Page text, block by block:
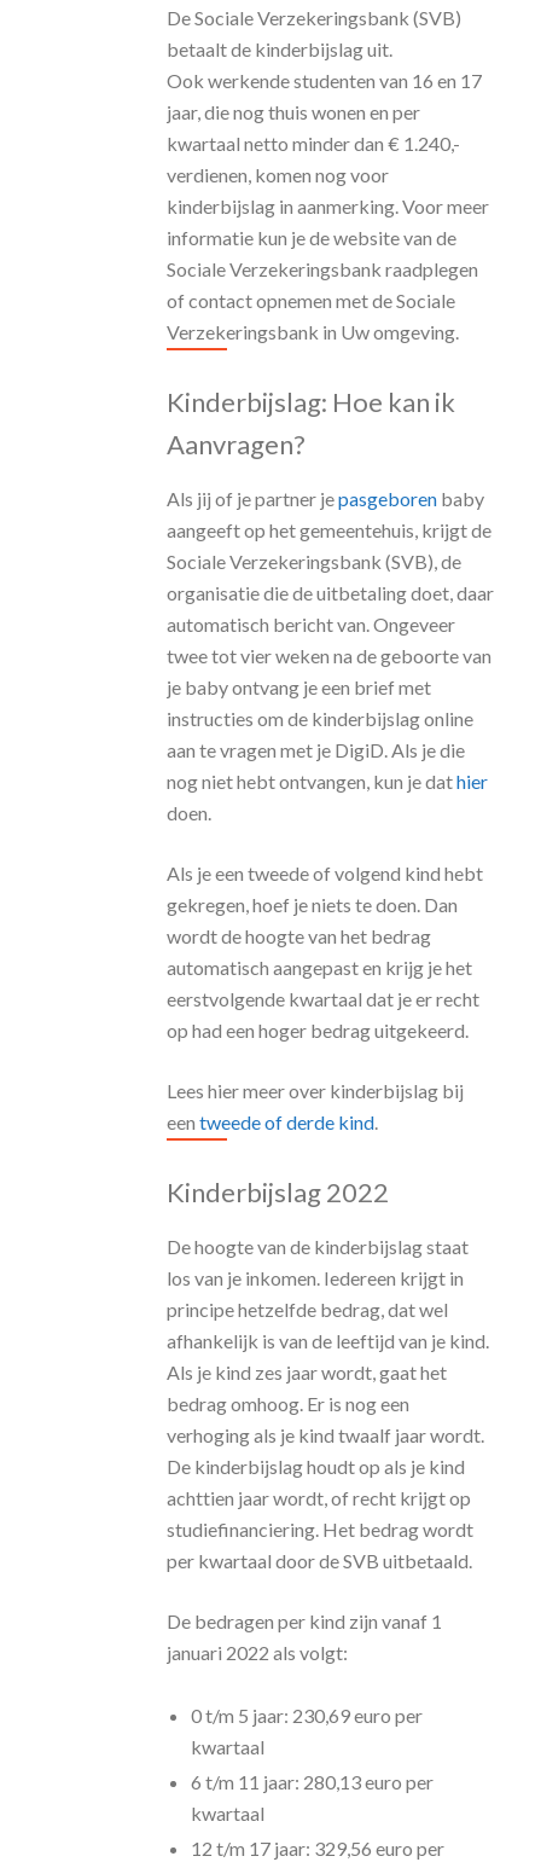
De Sociale Verzekeringsbank (SVB)
betaalt de kinderbijslag uit.
Ook werkende studenten van 16 en 17
jaar, die nog thuis wonen en per
kwartaal netto minder dan € 1.240,-
verdienen, komen nog voor
kinderbijslag in aanmerking. Voor meer
informatie kun je de website van de
Sociale Verzekeringsbank raadplegen
of contact opnemen met de Sociale
Verzekeringsbank in Uw omgeving.
Kinderbijslag: Hoe kan ik
Aanvragen?
Als jij of je partner jepasgeborenbaby
aangeeft op het gemeentehuis, krijgt de
Sociale Verzekeringsbank (SVB), de
organisatie die de uitbetaling doet, daar
automatisch bericht van. Ongeveer
twee tot vier weken na de geboorte van
je baby ontvang je een brief met
instructies om de kinderbijslag online
aan te vragen met je DigiD. Als je die
nog niet hebt ontvangen, kun je dathier
doen.
Als je een tweede of volgend kind hebt
gekregen, hoef je niets te doen. Dan
wordt de hoogte van het bedrag
automatisch aangepast en krijg je het
eerstvolgende kwartaal dat je er recht
op had een hoger bedrag uitgekeerd.
Lees hier meer over kinderbijslag bij
een tweede of derde kind.
Kinderbijslag 2022
De hoogte van de kinderbijslag staat
los van je inkomen. Iedereen krijgt in
principe hetzelfde bedrag, dat wel
afhankelijk is van de leeftijd van je kind.
Als je kind zes jaar wordt, gaat het
bedrag omhoog. Er is nog een
verhoging als je kind twaalf jaar wordt.
De kinderbijslag houdt op als je kind
achttien jaar wordt, of recht krijgt op
studiefinanciering. Het bedrag wordt
per kwartaal door de SVB uitbetaald.
De bedragen per kind zijn vanaf 1
januari 2022 als volgt:
0 t/m 5 jaar: 230,69 euro per
kwartaal
6 t/m 11 jaar: 280,13 euro per
kwartaal
12 t/m 17 jaar: 329,56 euro per